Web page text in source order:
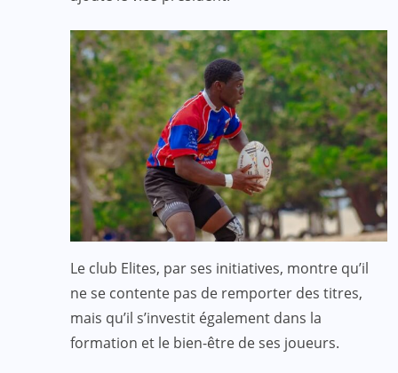
Le club Elites, par ses initiatives, montre qu’il
ne se contente pas de remporter des titres,
mais qu’il s’investit également dans la
formation et le bien-être de ses joueurs.